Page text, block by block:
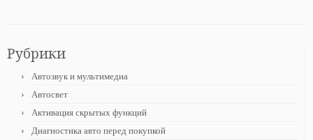
Рубрики
Автозвук и мультимедиа
Автосвет
Активация скрытых функций
Диагностика авто перед покупкой